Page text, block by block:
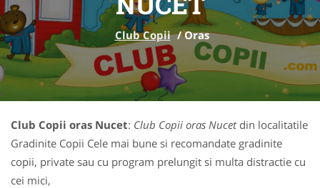
Club Copii /Oras
Club Copii oras Nucet: Club Copii oras Nucetdin localitatile
Gradinite Copii Cele mai bune si recomandate gradinite
copii, private sau cu program prelungit si multa distractie cu
cei mici,